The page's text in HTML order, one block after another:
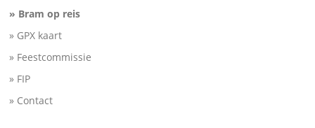
» Bram op reis
» GPX kaart
» Feestcommissie
» FIP
» Contact